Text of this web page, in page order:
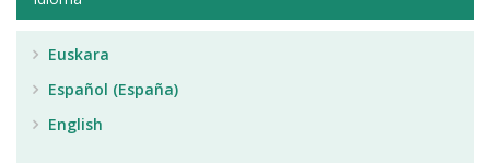
Euskara
Español (España)
English